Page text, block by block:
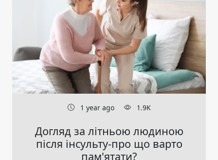
1 year ago 1.9K
Догляд за літньою людиною
після інсульту-про що варто
пам'ятати?